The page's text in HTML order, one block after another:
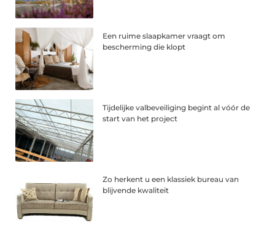
Een ruime slaapkamer vraagt om
bescherming die klopt
Tijdelijke valbeveiliging begint al vóór de
start van het project
Zo herkent u een klassiek bureau van
blijvende kwaliteit